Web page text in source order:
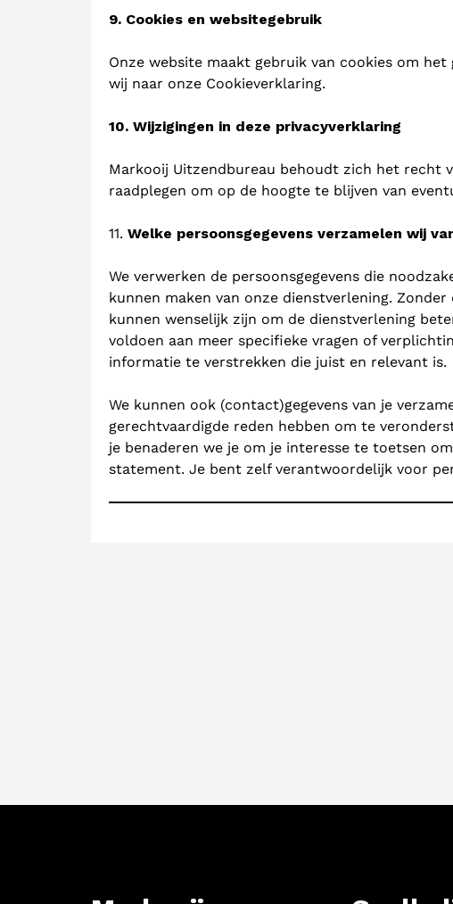
9. Cookies en websitegebruik
Onze website maakt gebruik van cookies om
wij naar onze Cookieverklaring.
10. Wijzigingen in deze privacyverklaring
Markooij Uitzendbureau behoudt zich het recht
raadplegen om op de hoogte te blijven van
11. Welke persoonsgegevens verzamelen wij
We verwerken de persoonsgegevens die
kunnen maken van onze dienstverlening.
kunnen wenselijk zijn om de dienstverlening
voldoen aan meer specifieke vragen of
informatie te verstrekken die juist en relevant is.
We kunnen ook (contact)gegevens van je
gerechtvaardigde reden hebben om te
je benaderen we je om je interesse te toetsen
statement. Je bent zelf verantwoordelijk voor